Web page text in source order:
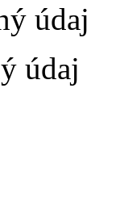
údaj
údaj